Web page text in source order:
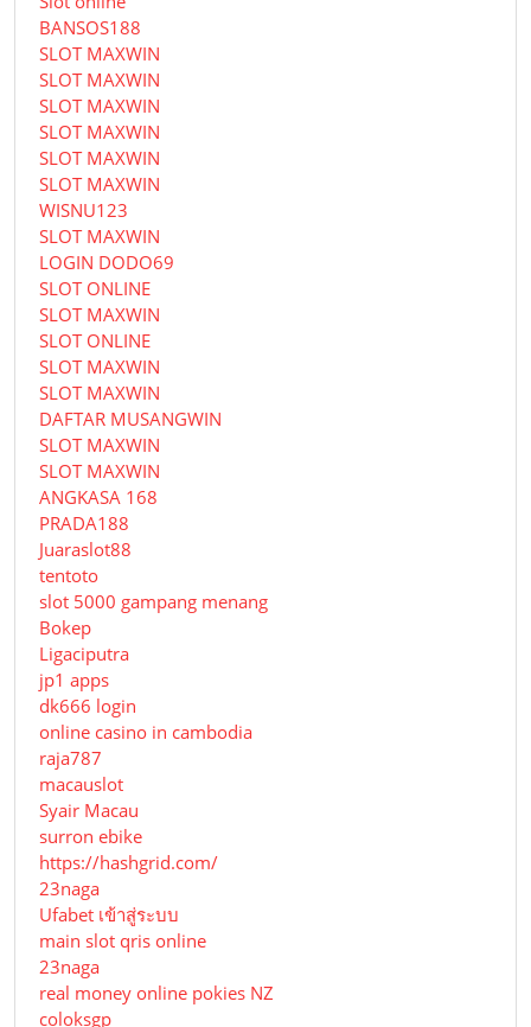
BANSOS188
SLOT MAXWIN
SLOT MAXWIN
SLOT MAXWIN
SLOT MAXWIN
SLOT MAXWIN
SLOT MAXWIN
WISNU123
SLOT MAXWIN
LOGIN DODO69
SLOT ONLINE
SLOT MAXWIN
SLOT ONLINE
SLOT MAXWIN
SLOT MAXWIN
DAFTAR MUSANGWIN
SLOT MAXWIN
SLOT MAXWIN
ANGKASA 168
PRADA188
Juaraslot88
tentoto
slot 5000 gampang menang
Bokep
Ligaciputra
jp1 apps
dk666 login
online casino in cambodia
raja787
macauslot
Syair Macau
surron ebike
https://hashgrid.com/
23naga
Ufabet เข้าสู่ระบบ
main slot qris online
23naga
real money online pokies NZ
coloksgp